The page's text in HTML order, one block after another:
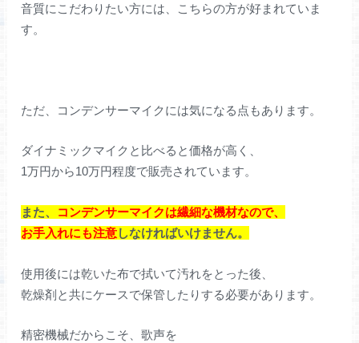
音質にこだわりたい方には、こちらの方が好まれていま
す。
ただ、コンデンサーマイクには気になる点もあります。
ダイナミックマイクと比べると価格が高く、
1万円から10万円程度で販売されています。
また、
コンデンサーマイクは繊細な機材なので、
お手入れにも注意しなければいけません。
使用後には乾いた布で拭いて汚れをとった後、
乾燥剤と共にケースで保管したりする必要があります。
精密機械だからこそ、歌声を